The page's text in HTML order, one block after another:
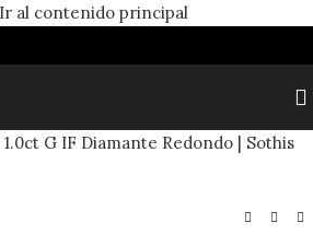
Ir al contenido principal